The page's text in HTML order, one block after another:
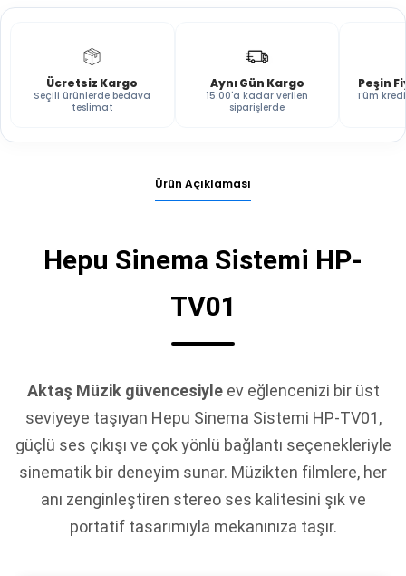
Ücretsiz Kargo
Seçili ürünlerde bedava
teslimat
Aynı Gün Kargo
15:00'a kadar verilen
siparişlerde
Peşin
Tüm
Ürün Açıklaması
Hepu Sinema Sistemi HP-
TV01
Aktaş Müzik güvencesiyleev eğlencenizi bir üst
seviyeye taşıyan Hepu Sinema Sistemi HP-TV01,
güçlü ses çıkışı ve çok yönlü bağlantı seçenekleriyle
sinematik bir deneyim sunar. Müzikten filmlere, her
anı zenginleştiren stereo ses kalitesini şık ve
portatif tasarımıyla mekanınıza taşır.